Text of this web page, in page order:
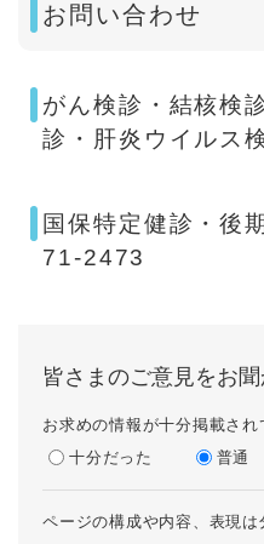
お問い合わせ
がん検診・結核検
診・肝炎ウイル
国保特定健診・
71-2473
皆さまのご意見をお
お求めの情報が十分掲載され
十分だった
普通
ページの構成や内容、表現は